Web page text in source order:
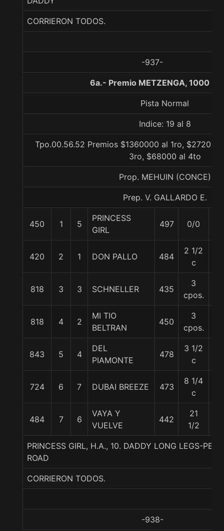
CORRIERON TODOS.
-937-
6a.- Premio METZENGA, 1000
Pista Normal
Indice: 19 al 8
Tpo.00.56.52 Premios $1360000 al 1ro,
3ro, $68000 al 4to
Prop. MEHUIN (CONCE)
Prep. V. GALLARDO E.
450 1 5
PRINCESS
GIRL
497 0/0
420 2 1 DON PALLO 484
2 1/2
c
818 3 3 SCHNELLER 435
3
cpos.
818 4 2
MI TIO
BELTRAN
450
3
cpos.
843 5 4
DEL
PIAMONTE
478
3 1/2
c
724 6 7 DUBAI BREEZE 473
8 1/4
c
484 7 6
VAYA Y
VUELVE
442
21
1/2
PRINCESS GIRL, H.A., 10. DADDY LONG LEGS-
ROAD
CORRIERON TODOS.
-938-